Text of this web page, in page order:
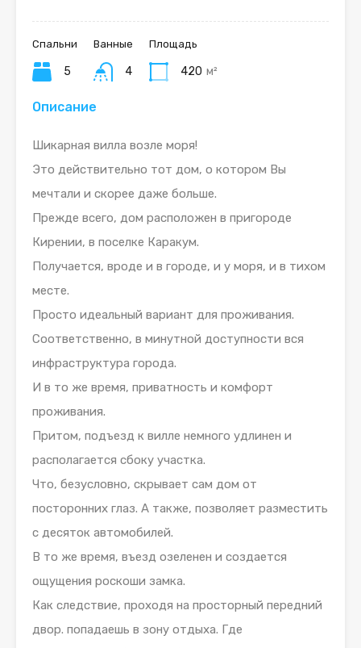
Спальни
5
Ванные
4
Площадь
420 м²
Описание
Шикарная вилла возле моря!
Это действительно тот дом, о котором Вы
мечтали и скорее даже больше.
Прежде всего, дом расположен в пригороде
Кирении, в поселке Каракум.
Получается, вроде и в городе, и у моря, и в тихом
месте.
Просто идеальный вариант для проживания.
Соответственно, в минутной доступности вся
инфраструктура города.
И в то же время, приватность и комфорт
проживания.
Притом, подъезд к вилле немного удлинен и
располагается сбоку участка.
Что, безусловно, скрывает сам дом от
посторонних глаз. А также, позволяет разместить
с десяток автомобилей.
В то же время, въезд озеленен и создается
ощущения роскоши замка.
Как следствие, проходя на просторный передний
двор. попадаешь в зону отдыха. Где